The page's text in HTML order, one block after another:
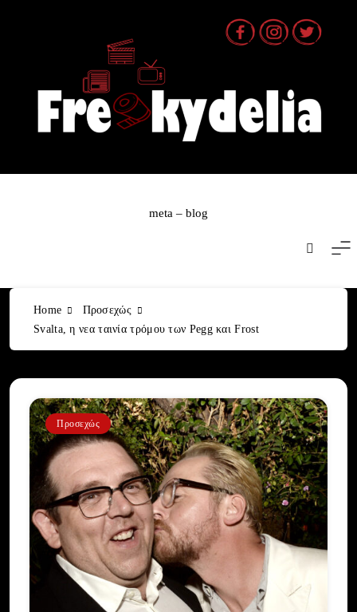
meta – blog
Home
Προσεχώς
Svalta, η νεα ταινία τρόμου των Pegg και Frost
Προσεχώς